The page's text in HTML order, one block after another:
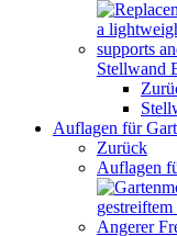
Stellwand
Auflagen für
Zurück
Auflagen